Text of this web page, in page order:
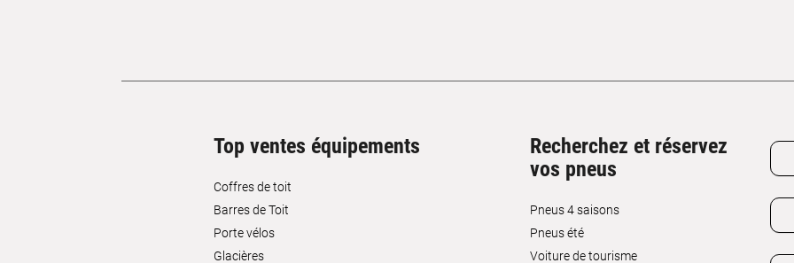
Top ventes équipements
Coffres de toit
Barres de Toit
Porte vélos
Glacières
Recherchez et réservez
vos pneus
Pneus 4 saisons
Pneus été
Voiture de tourisme